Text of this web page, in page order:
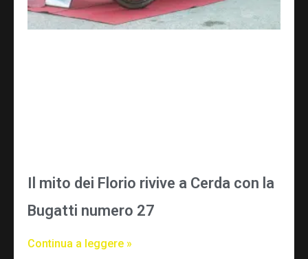
Il mito dei Florio rivive a Cerda con la
Bugatti numero 27
Continua a leggere »